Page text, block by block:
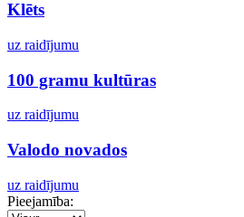
Klēts
uz raidījumu
100 gramu kultūras
uz raidījumu
Valodo novados
uz raidījumu
Pieejamība: